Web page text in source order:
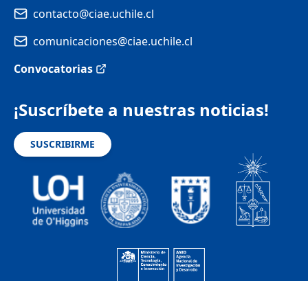
contacto@ciae.uchile.cl
comunicaciones@ciae.uchile.cl
Convocatorias
¡Suscríbete a nuestras noticias!
SUSCRIBIRME